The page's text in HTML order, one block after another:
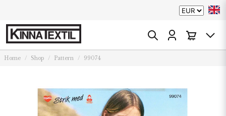
Home Shop Pattern 99074